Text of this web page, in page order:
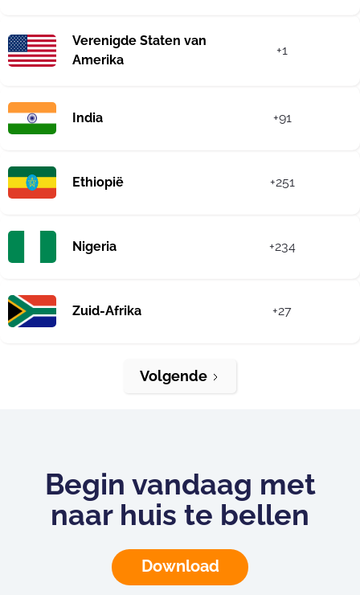
Verenigde Staten van
Amerika
+1
India +91
Ethiopië +251
Nigeria +234
Zuid-Afrika +27
Volgende
Begin vandaag met
naar huis te bellen
Download